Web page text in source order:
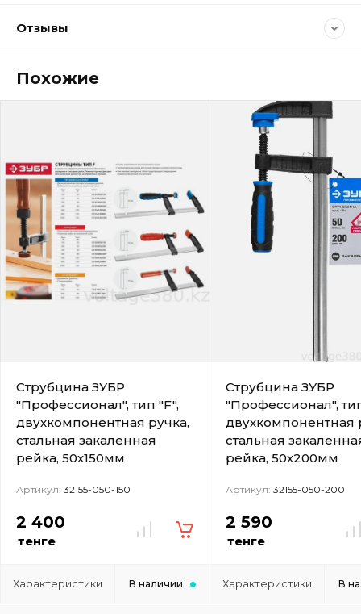
Отзывы
Похожие
Струбцина ЗУБР
"Профессионал", тип "F",
двухкомпонентная ручка,
стальная закаленная
рейка, 50х150мм
Артикул: 32155-050-150
2 400
тенге
Характеристики В наличии
Струбцина ЗУБР
"Профессионал",
двухкомпонентная
стальная
рейка, 50х200мм
Артикул: 32155-050-200
2 590
тенге
Характеристики В